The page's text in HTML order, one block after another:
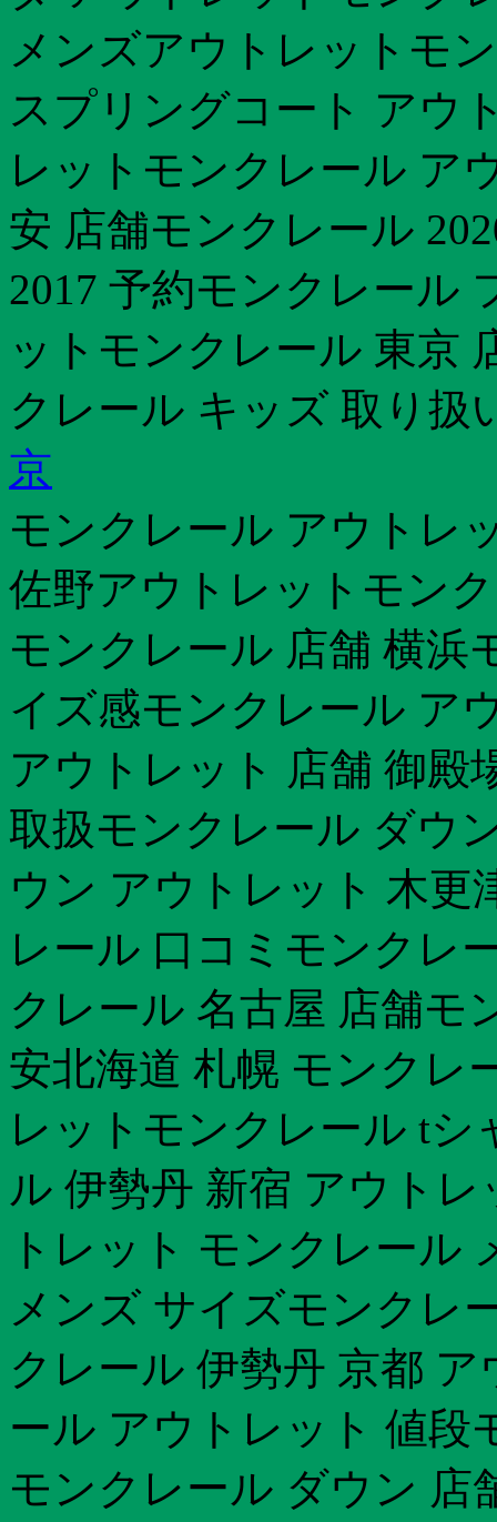
メンズアウトレットモ
スプリングコート アウ
レットモンクレール ア
安 店舗モンクレール
2017 予約モンクレール
ットモンクレール 東京
クレール キッズ 取り扱
京
モンクレール アウトレ
佐野アウトレットモン
モンクレール 店舗 横浜
イズ感モンクレール ア
アウトレット 店舗 御殿
取扱モンクレール ダウ
ウン アウトレット 木更
レール 口コミモンクレ
クレール 名古屋 店舗モ
安北海道 札幌 モンクレ
レットモンクレール t
ル 伊勢丹 新宿 アウト
トレット モンクレール
メンズ サイズモンクレ
クレール 伊勢丹 京都
ール アウトレット 値段
モンクレール ダウン 店